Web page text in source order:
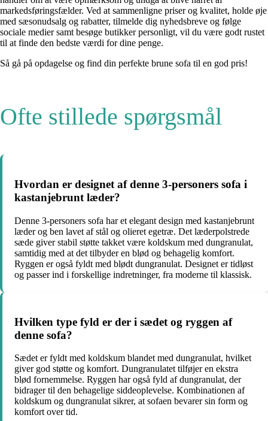
markedsføringsfælder. Ved at sammenligne priser og kvalitet, holde øje
med sæsonudsalg og rabatter, tilmelde dig nyhedsbreve og følge
sociale medier samt besøge butikker personligt, vil du være godt rustet
til at finde den bedste værdi for dine penge.
Så gå på opdagelse og find din perfekte brune sofa til en god pris!
Ofte stillede spørgsmål
Hvordan er designet af denne 3-personers sofa i
kastanjebrunt læder?
Denne 3-personers sofa har et elegant design med kastanjebrunt
læder og ben lavet af stål og olieret egetræ. Det læderpolstrede
sæde giver stabil støtte takket være koldskum med dungranulat,
samtidig med at det tilbyder en blød og behagelig komfort.
Ryggen er også fyldt med blødt dungranulat. Designet er tidløst
og passer ind i forskellige indretninger, fra moderne til klassisk.
Hvilken type fyld er der i sædet og ryggen af
denne sofa?
Sædet er fyldt med koldskum blandet med dungranulat, hvilket
giver god støtte og komfort. Dungranulatet tilføjer en ekstra
blød fornemmelse. Ryggen har også fyld af dungranulat, der
bidrager til den behagelige siddeoplevelse. Kombinationen af ​​
koldskum og dungranulat sikrer, at sofaen bevarer sin form og
komfort over tid.